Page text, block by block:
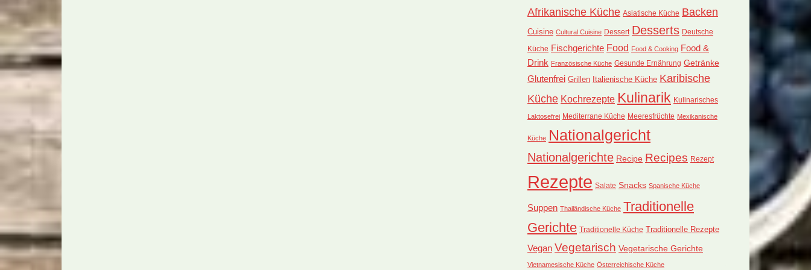
Afrikanische Küche Asiatische Küche Backen
Cuisine Cultural Cuisine Dessert Desserts Deutsche
Küche Fischgerichte Food Food & Cooking Food &
Drink Französische Küche Gesunde Ernährung Getränke
Glutenfrei Grillen Italienische Küche Karibische
Küche Kochrezepte Kulinarik Kulinarisches
Laktosefrei Mediterrane Küche Meeresfrüchte Mexikanische
Küche Nationalgericht
Nationalgerichte Recipe Recipes Rezept
Rezepte Salate Snacks Spanische Küche
Suppen Thailändische Küche Traditionelle
Gerichte Traditionelle Küche Traditionelle Rezepte
Vegan Vegetarisch Vegetarische Gerichte
Vietnamesische Küche Österreichische Küche